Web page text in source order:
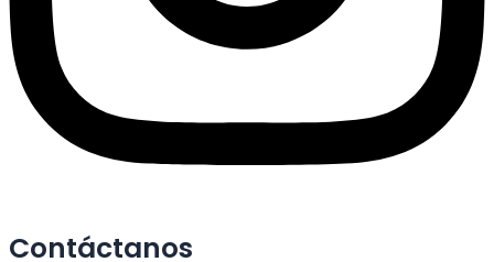
Contáctanos